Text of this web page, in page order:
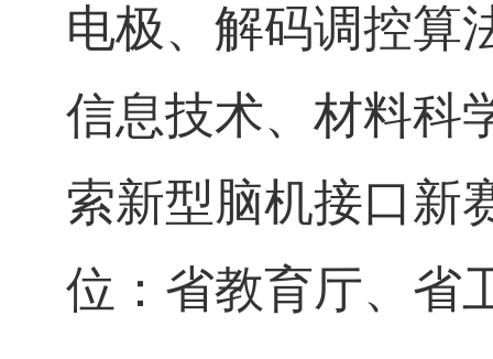
电极、解码调控算
信息技术、材料科
索新型脑机接口新
位：省教育厅、省